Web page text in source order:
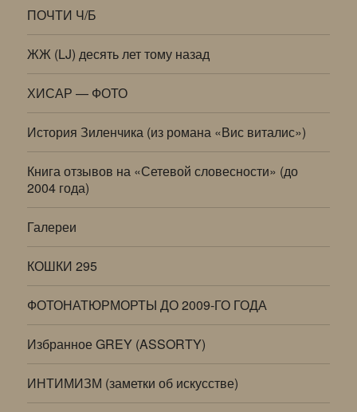
ПОЧТИ Ч/Б
ЖЖ (LJ) десять лет тому назад
ХИСАР — ФОТО
История Зиленчика (из романа «Вис виталис»)
Книга отзывов на «Сетевой словесности» (до
2004 года)
Галереи
КОШКИ 295
ФОТОНАТЮРМОРТЫ ДО 2009-ГО ГОДА
Избранное GREY (ASSORTY)
ИНТИМИЗМ (заметки об искусстве)